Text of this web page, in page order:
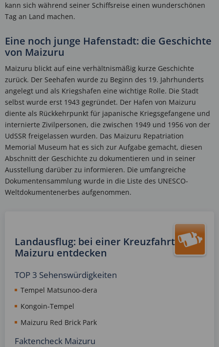
kann sich während seiner Schiffsreise einen wunderschönen
Tag an Land machen.
Eine noch junge Hafenstadt: die Geschichte
von Maizuru
Maizuru blickt auf eine verhältnismäßig kurze Geschichte
zurück. Der Seehafen wurde zu Beginn des 19. Jahrhunderts
angelegt und als Kriegshafen eine wichtige Rolle. Die Stadt
selbst wurde erst 1943 gegründet. Der Hafen von Maizuru
diente als Rückkehrpunkt für japanische Kriegsgefangene und
internierte Zivilpersonen, die zwischen 1949 und 1956 von der
UdSSR freigelassen wurden. Das Maizuru Repatriation
Memorial Museum hat es sich zur Aufgabe gemacht, diesen
Abschnitt der Geschichte zu dokumentieren und in seiner
Ausstellung darüber zu informieren. Die umfangreiche
Dokumentensammlung wurde in die Liste des UNESCO-
Weltdokumentenerbes aufgenommen.
Landausflug: bei einer Kreuzfahrt
Maizuru entdecken
TOP 3 Sehenswürdigkeiten
Tempel Matsunoo-dera
Kongoin-Tempel
Maizuru Red Brick Park
Faktencheck Maizuru